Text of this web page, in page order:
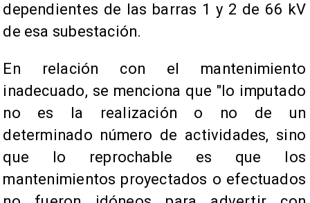
dependientes de las barras 1 y 2 de 66 kV
de esa subestación.
En relación con el mantenimiento
inadecuado, se menciona que "lo imputado
no es la realización o no de un
determinado número de actividades, sino
que lo reprochable es que los
mantenimientos proyectados o efectuados